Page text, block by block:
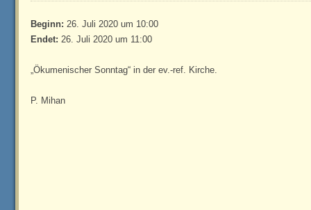
Beginn: 26. Juli 2020 um 10:00
Endet: 26. Juli 2020 um 11:00
„Ökumenischer Sonntag“ in der ev.-ref. Kirche.
P. Mihan